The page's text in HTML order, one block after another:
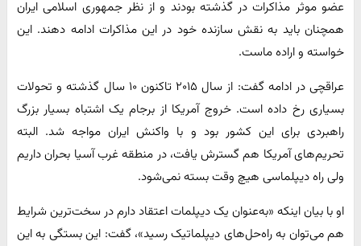
عضو موثر مذاکرات در گذشته بودند و از نظر جمهوری اسلامی ایران
همچنان باید به نقش سازنده خود در این مذاکرات ادامه دهند. این
خواسته و اراده ماست.
عراقچی در ادامه گفت: از سال ۲۰۱۵ تاکنون ۱۰ سال گذشته و تحولات
بسیاری رخ داده است. خروج آمریکا از برجام یک اشتباه بسیار بزرگ
راهبردی برای این کشور بود و با واکنش ایران مواجه شد. البته
تحریم‌های آمریکا هم گسترش یافت، در منطقه غرب آسیا بحران داریم
ولی راه دیپلماسی هیچ وقت بسته نمی‌شود.
او با بیان اینکه «به‌عنوان یک دیپلمات اعتقاد دارم در سخت‌ترین شرایط
هم می‌توان به راه‌حل‌های دیپلماتیک رسید»، گفت: این بستگی به این